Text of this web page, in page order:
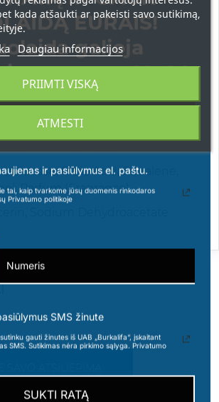
Myristyl Glucoside, Borago
Oil, Sodium Lauroyl Glutamate,
Glycerin, Hyaluronic Acid,
Seed Oil, Citrus Medica
Glucose, Citric Acid, Squalene,
Parfum (Fragrance),
kada atšaukti ar pakeisti savo sutikimą,
Daugiau informacijos
ATMESTI
PRIIMTI VISKĄ
EURAIS!
galioja
nuo 49 € !
ir pasiūlymus el. paštu.
tai, kaip tvarkome jūsų duomenis rinkodaros
Privatumo politikoje
SMS žinute
gauti žinutes iš UAB „Burkalifa“, įskaitant
SMS. Sutikimas nėra pirkimo sąlyga. Privatumo
SUKTI RATĄ